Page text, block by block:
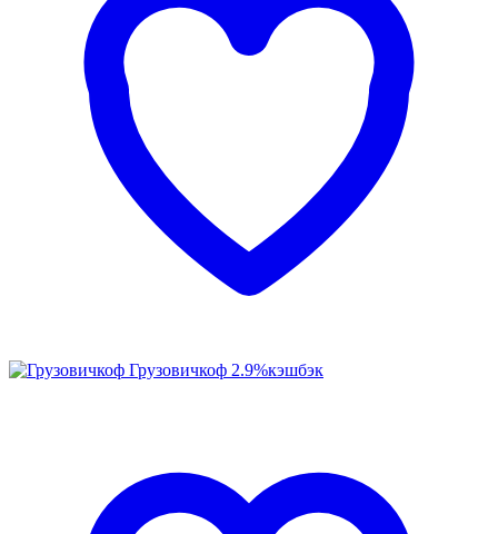
Грузовичкоф 2.9%кэшбэк